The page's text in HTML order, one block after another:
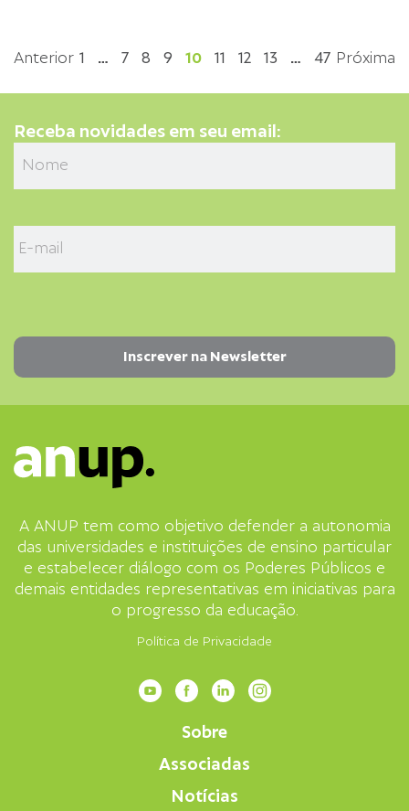
Anterior 1 … 7 8 9 10 11 12 13 … 47 Próxima
Receba novidades em seu email:
A ANUP tem como objetivo defender a autonomia
das universidades e instituições de ensino particular
e estabelecer diálogo com os Poderes Públicos e
demais entidades representativas em iniciativas para
o progresso da educação.
Política de Privacidade
Sobre
Associadas
Notícias